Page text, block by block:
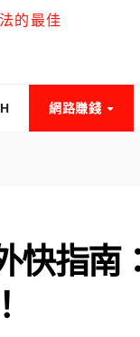
的最佳
網路賺錢
快指南